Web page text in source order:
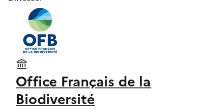
Office Français de la
Biodiversité